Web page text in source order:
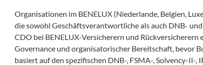
Organisationen im BENELUX (Niederlande, Belgien,
die sowohl Geschäftsverantwortliche als auch DNB-
CDO bei BENELUX-Versicherern und
Governance und organisatorischer Bereitschaft, bevor
basiert auf den spezifischen DNB-, FSMA-, Solvency-II-